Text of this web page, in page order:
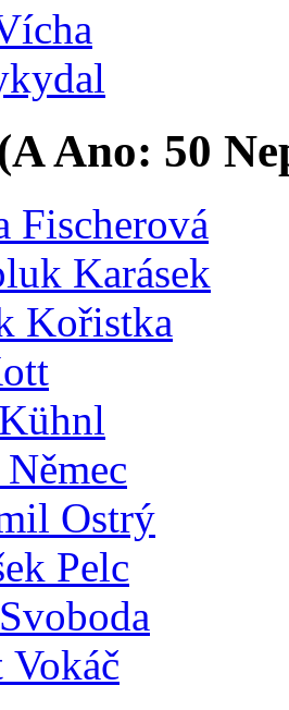
AAno: 50
Fischerová
Karásek
Kořistka
Ostrý
Pelc
Vokáč